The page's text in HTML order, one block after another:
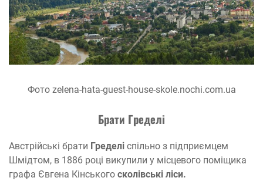
Фото zelena-hata-guest-house-skole.nochi.com.ua
Брати Гределі
Австрійські брати Гределі спільно з підприємцем
Шмідтом, в 1886 році викупили у місцевого поміщика
графа Євгена Кінського сколівські ліси.